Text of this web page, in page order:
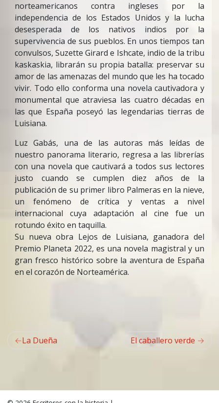
norteamericanos contra ingleses por la
independencia de los Estados Unidos y la lucha
desesperada de los nativos indios por la
supervivencia de sus pueblos. En unos tiempos tan
convulsos, Suzette Girard e Ishcate, indio de la tribu
kaskaskia, librarán su propia batalla: preservar su
amor de las amenazas del mundo que les ha tocado
vivir. Todo ello conforma una novela cautivadora y
monumental que atraviesa las cuatro décadas en
las que España poseyó las legendarias tierras de
Luisiana.
Luz Gabás, una de las autoras más leídas de
nuestro panorama literario, regresa a las librerías
con una novela que cautivará a todos sus lectores
justo cuando se cumplen diez años de la
publicación de su primer libro Palmeras en la nieve,
un fenómeno de crítica y ventas a nivel
internacional cuya adaptación al cine fue un
rotundo éxito en taquilla.
Su nueva obra Lejos de Luisiana, ganadora del
Premio Planeta 2022, es una novela magistral y un
gran fresco histórico sobre la aventura de España
en el corazón de Norteamérica.
Navegación
de
La Dueña El caballero verde